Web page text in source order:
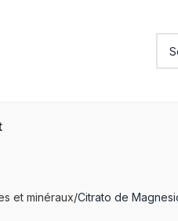
et minéraux Citrato de